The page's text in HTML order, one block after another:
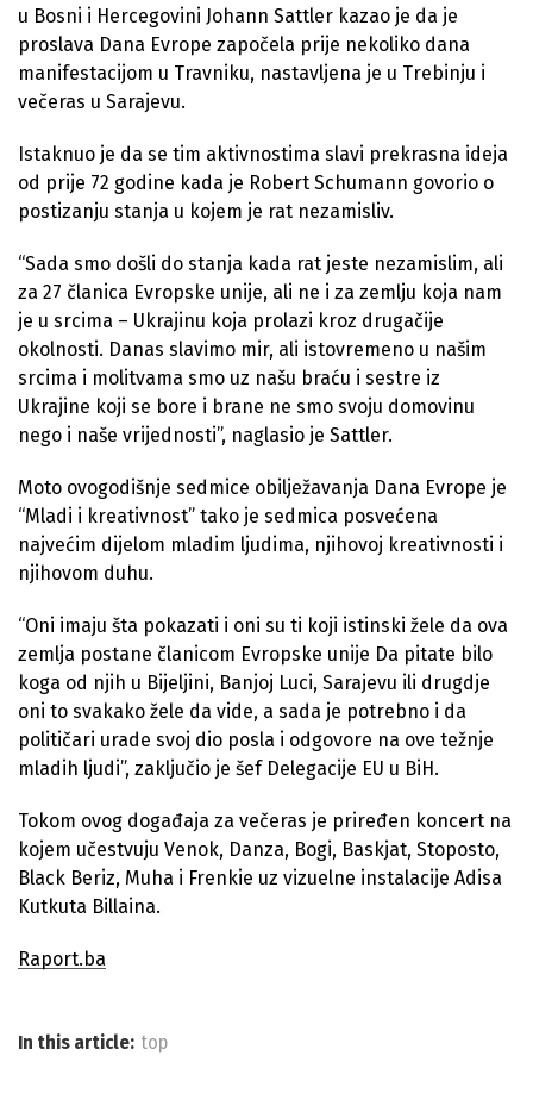
u Bosni i Hercegovini Johann Sattler kazao je da je
proslava Dana Evrope započela prije nekoliko dana
manifestacijom u Travniku, nastavljena je u Trebinju i
večeras u Sarajevu.
Istaknuo je da se tim aktivnostima slavi prekrasna ideja
od prije 72 godine kada je Robert Schumann govorio o
postizanju stanja u kojem je rat nezamisliv.
“Sada smo došli do stanja kada rat jeste nezamislim, ali
za 27 članica Evropske unije, ali ne i za zemlju koja nam
je u srcima – Ukrajinu koja prolazi kroz drugačije
okolnosti. Danas slavimo mir, ali istovremeno u našim
srcima i molitvama smo uz našu braću i sestre iz
Ukrajine koji se bore i brane ne smo svoju domovinu
nego i naše vrijednosti”, naglasio je Sattler.
Moto ovogodišnje sedmice obilježavanja Dana Evrope je
“Mladi i kreativnost” tako je sedmica posvećena
najvećim dijelom mladim ljudima, njihovoj kreativnosti i
njihovom duhu.
“Oni imaju šta pokazati i oni su ti koji istinski žele da ova
zemlja postane članicom Evropske unije Da pitate bilo
koga od njih u Bijeljini, Banjoj Luci, Sarajevu ili drugdje
oni to svakako žele da vide, a sada je potrebno i da
političari urade svoj dio posla i odgovore na ove težnje
mladih ljudi”, zaključio je šef Delegacije EU u BiH.
Tokom ovog događaja za večeras je priređen koncert na
kojem učestvuju Venok, Danza, Bogi, Baskjat, Stoposto,
Black Beriz, Muha i Frenkie uz vizuelne instalacije Adisa
Kutkuta Billaina.
Raport.ba
In this article: top